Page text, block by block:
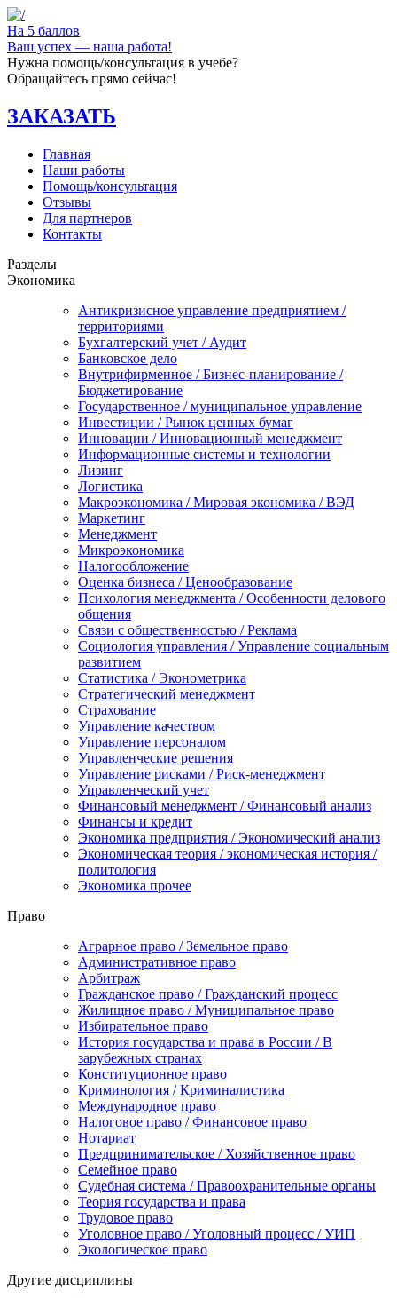
На 5 баллов
Ваш успех — наша работа!
Нужна помощь/консультация в учебе?
Обращайтесь прямо сейчас!
ЗАКАЗАТЬ
Главная
Наши работы
Помощь/консультация
Отзывы
Для партнеров
Контакты
Разделы
Экономика
Антикризисное управление предприятием /
территориями
Бухгалтерский учет / Аудит
Банковское дело
Внутрифирменное / Бизнес-планирование /
Бюджетирование
Государственное / муниципальное управление
Инвестиции / Рынок ценных бумаг
Инновации / Инновационный менеджмент
Информационные системы и технологии
Лизинг
Логистика
Макроэкономика / Мировая экономика / ВЭД
Маркетинг
Менеджмент
Микроэкономика
Налогообложение
Оценка бизнеса / Ценообразование
Психология менеджмента / Особенности делового
общения
Связи с общественностью / Реклама
Социология управления / Управление социальным
развитием
Статистика / Эконометрика
Стратегический менеджмент
Страхование
Управление качеством
Управление персоналом
Управленческие решения
Управление рисками / Риск-менеджмент
Управленческий учет
Финансовый менеджмент / Финансовый анализ
Финансы и кредит
Экономика предприятия / Экономический анализ
Экономическая теория / экономическая история /
политология
Экономика прочее
Право
Аграрное право / Земельное право
Административное право
Арбитраж
Гражданское право / Гражданский процесс
Жилищное право / Муниципальное право
Избирательное право
История государства и права в России / В
зарубежных странах
Конституционное право
Криминология / Криминалистика
Международное право
Налоговое право / Финансовое право
Нотариат
Предпринимательское / Хозяйственное право
Семейное право
Судебная система / Правоохранительные органы
Теория государства и права
Трудовое право
Уголовное право / Уголовный процесс / УИП
Экологическое право
Другие дисциплины